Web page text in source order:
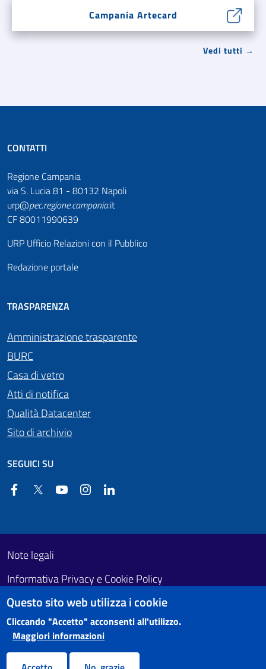
Campania Artecard
Vedi tutti →
CONTATTI
Regione Campania
via S. Lucia 81 - 80132 Napoli
urp@pec.regione.campania.it
CF 80011990639
URP Ufficio Relazioni con il Pubblico
Redazione portale
TRASPARENZA
Amministrazione trasparente
BURC
Casa di vetro
Atti di notifica
Qualità Datacenter
Sito di archivio
SEGUICI SU
FacebookTwitter YouTube Instagram
Footer First
Useful links section
Note legali
Informativa Privacy e Cookie Policy
Obiettivi di accessibilità
Questo sito web utilizza i cookie
Cliccando "Accetto" acconsenti all'utilizzo.
Maggiori informazioni